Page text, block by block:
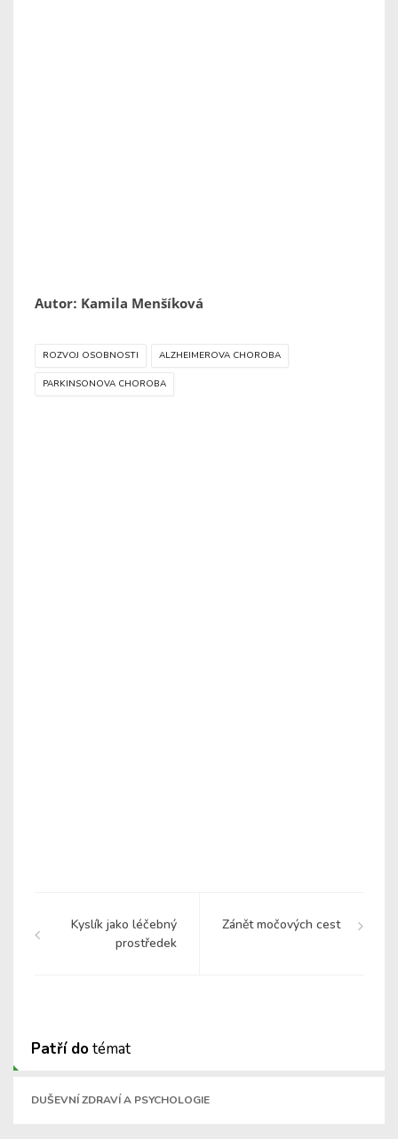
Autor: Kamila Menšíková
ROZVOJ OSOBNOSTI ALZHEIMEROVA CHOROBA
PARKINSONOVA CHOROBA
Kyslík jako léčebný
prostředek
Zánět močových cest
Patří dotémat
DUŠEVNÍ ZDRAVÍ A PSYCHOLOGIE